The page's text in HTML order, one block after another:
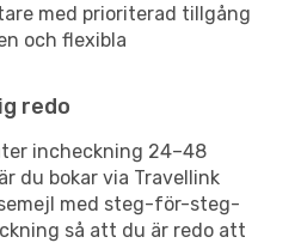
med prioriterad tillgång
och flexibla
redo
incheckning 24–48
du bokar via Travellink
med steg-för-steg-
så att du är redo att